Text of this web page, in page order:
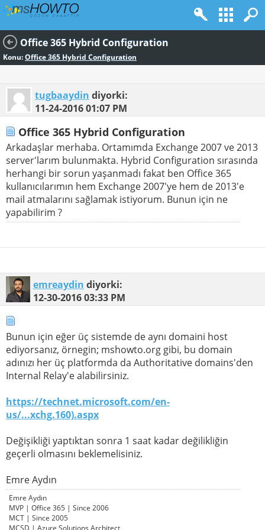
Office 365 Hybrid Configuration
Konu:Office 365 Hybrid Configuration
tugbaaydin diyorki:
11-24-201601:07 PM
Office 365 Hybrid Configuration
Arkadaşlar merhaba. Ortamımda Exchange 2007 ve 2013
server'larım bulunmakta. Hybrid Configuration sırasında
herhangi bir sorun yaşanmadı fakat ben Office 365
kullanıcılarımın hem Exchange 2007'ye hem de 2013'e
mail atmalarını sağlamak istiyorum. Bunun için ne
yapabilirim ?
emreaydin diyorki:
12-30-201603:33 PM
Bunun için eğer üç sistemde de aynı domaini host
ediyorsanız, örnegin; mshowto.org gibi, bu domain
adınızı her üç platformda da Authoritative domains'den
Internal Relay'e alabilirsiniz.
https://technet.microsoft.com/en-
us/...xchg.160).aspx
Değişikliği yaptıktan sonra 1 saat kadar değilikliğin
geçerli olmasını beklemelisiniz.
Emre Aydın
Emre Aydın
MVP | Office 365 | Since 2006
MCT | Since 2005